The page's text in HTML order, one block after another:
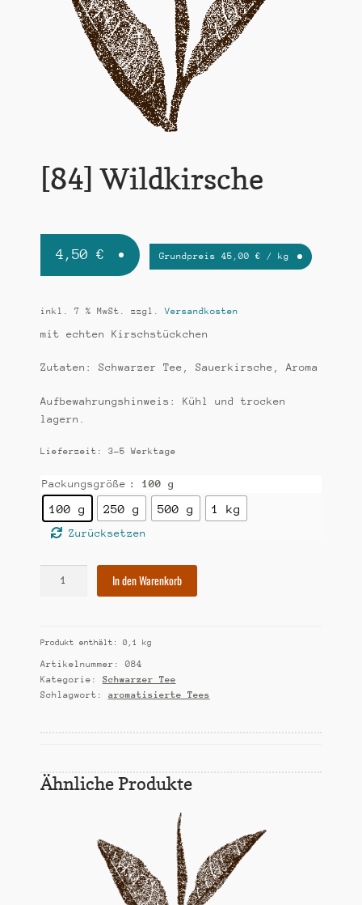
k
t
i
o
n
[84] Wildkirsche
4,50 € Grundpreis45,00€ / kg
inkl. 7 % MwSt. zzgl.Versandkosten
mit echten Kirschstückchen
Zutaten: Schwarzer Tee, Sauerkirsche, Aroma
Aufbewahrungshinweis: Kühl und trocken
lagern.
Lieferzeit: 3-5 Werktage
Packungsgröße : 100 g
100 g 250 g 500 g 1 kg
Zurücksetzen
In den Warenkorb
Produkt enthält: 0,1 kg
Artikelnummer: 084
Kategorie: Schwarzer Tee
Schlagwort: aromatisierte Tees
Ähnliche Produkte